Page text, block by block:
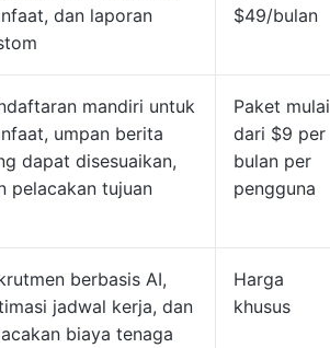
dan laporan
$49/bulan
mandiri untuk
umpan berita
dapat disesuaikan,
pelacakan tujuan
Paket mulai
dari $9 per
bulan per
pengguna
berbasis AI,
jadwal kerja, dan
biaya tenaga
Harga
khusus